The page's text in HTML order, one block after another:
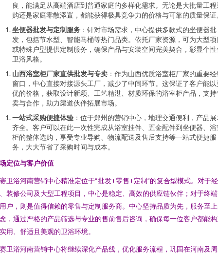
良，能满足从高端酒店到普通家庭的多样化需求。无论是大批量工程
购还是家庭零散添置，都能获得极具竞争力的价格与可靠的质量保证
坐便器批发与定制服务 ：针对市场需求，中心提供多款式的坐便器批
发，包括节水型、智能马桶等热门品类。依托厂家资源，可为大型项
或特殊户型提供定制服务，确保产品与安装空间完美契合，彰显个性
卫浴风格。
山西浴室柜厂家直供批发与专卖 ：作为山西优质浴室柜厂家的重要
窗口，中心直接对接源头工厂，减少了中间环节。这保证了客户能以
优的价格，获取设计新颖、工艺精湛、材质环保的浴室柜产品，支持
卖与合作，助力渠道伙伴拓展市场。
一站式采购便捷体验 ：位于郑州的营销中心，地理交通便利，产品
齐全。客户可以在此一次性完成从浴室挂件、五金配件到坐便器、浴
柜的整体选购，享受专业导购、物流配送及售后支持等一站式便捷服
务，大大节省了采购时间与成本。
定位与客户价值
卫浴河南营销中心精准定位于“批发+零售+定制”的复合型模式。对于
装修公司及大型工程项目，中心是稳定、高效的供应链伙伴；对于终
户，则是值得信赖的零售与定制服务商。中心坚持品质为先，服务至
，通过严格的产品筛选与专业的售前售后咨询，确保每一位客户都能
用、舒适且美观的卫浴环境。
卫浴河南营销中心将继续深化产品线，优化服务流程，巩固在河南及